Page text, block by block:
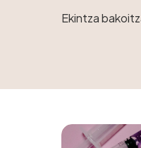
Ekintza